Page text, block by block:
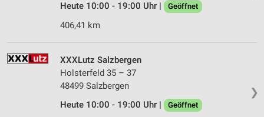
Heute 10:00 - 19:00 Uhr |
Geöffnet
406,41 km
❯
XXXLutz Salzbergen
Holsterfeld 35 – 37
48499 Salzbergen
Heute 10:00 - 19:00 Uhr |
Geöffnet